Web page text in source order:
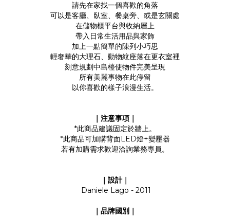
請先在家找一個喜歡的角落
可以是客廳、臥室、餐桌旁、或是玄關處
在儲物櫃平台與收納層上
帶入日常生活用品與家飾
加上一點簡單的陳列小巧思
輕奢華的大理石、動物紋座落在更衣室裡
刻意規劃中島檯使物件完美呈現
所有美麗事物在此停留
以你喜歡的樣子浪漫生活。
｜注意事項｜
*此商品建議固定於牆上。
*此商品可加購背面LED燈+變壓器
若有加購需求歡迎洽詢業務專員。
｜設計｜
Daniele Lago - 2011
｜品牌國別｜